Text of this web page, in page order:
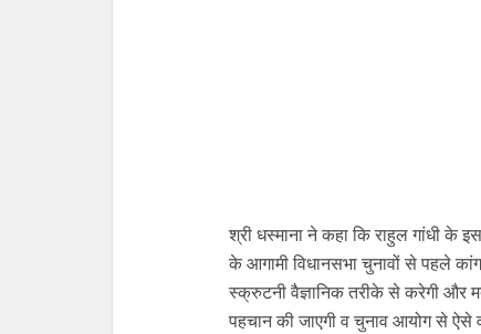
श्री धस्माना ने कहा कि राहुल गांधी
के आगामी विधानसभा चुनावों से पहले
स्क्रुटनी वैज्ञानिक तरीके से करेगी और
पहचान की जाएगी व चुनाव आयोग से ऐसे